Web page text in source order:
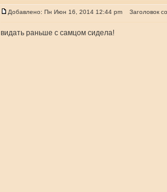
Добавлено: Пн Июн 16, 2014 12:44 pm Заголовок
видать раньше с самцом сидела!